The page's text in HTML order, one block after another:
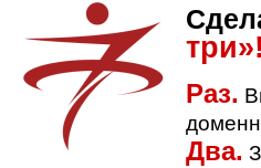
три»!
Раз.
Два.